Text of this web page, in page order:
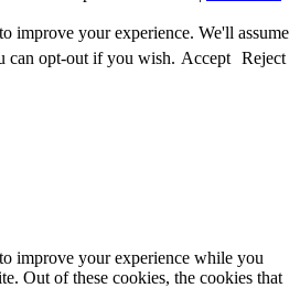
improve your experience. We'll assume
can opt-out if you wish. Accept Reject
improve your experience while you
Out of these cookies, the cookies that